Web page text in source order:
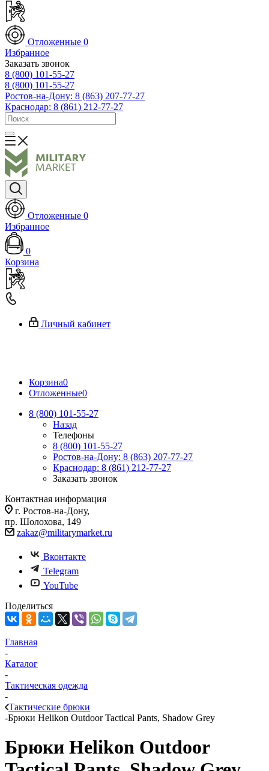
Отложенные 0
Избранное
Заказать звонок
8 (800) 101-55-27
8 (800) 101-55-27
Ростов-на-Дону: 8 (863) 207-77-27
Краснодар: 8 (861) 212-77-27
Отложенные 0
Избранное
0
Корзина
Личный кабинет
Корзина0
Отложенные0
8 (800) 101-55-27
Назад
Телефоны
8 (800) 101-55-27
Ростов-на-Дону: 8 (863) 207-77-27
Краснодар: 8 (861) 212-77-27
Заказать звонок
Контактная информация
г. Ростов-на-Дону,
пр. Шолохова, 149
zakaz@militarymarket.ru
Вконтакте
Telegram
YouTube
Поделиться
Главная
-
Каталог
-
Тактическая одежда
-
Тактические брюки
-Брюки Helikon Outdoor Tactical Pants, Shadow Grey
Брюки Helikon Outdoor